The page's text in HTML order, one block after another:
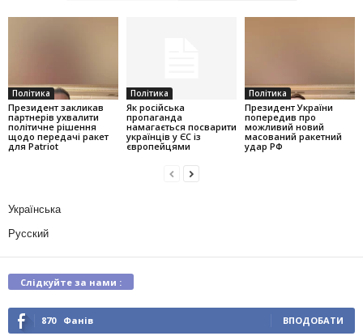
Політика
Президент закликав
партнерів ухвалити
політичне рішення
щодо передачі ракет
для Patriot
Політика
Як російська
пропаганда
намагається посварити
українців у ЄС із
європейцями
Політика
Президент України
попередив про
можливий новий
масований ракетний
удар РФ
Українська
Русский
Слідкуйте за нами :
870 Фанів ВПОДОБАТИ